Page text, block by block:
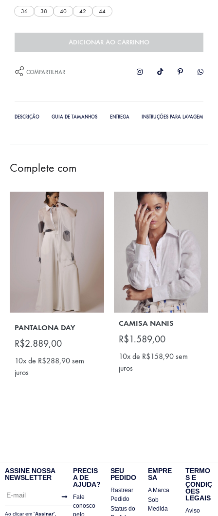
36 38 40 42 44
ADICIONAR AO CARRINHO
COMPARTILHAR
DESCRIÇÃO GUIA DE TAMANHOS ENTREGA INSTRUÇÕES PARA LAVAGEM
Complete com
PANTALONA DAY
R$2.889,00
10x de R$288,90 sem
juros
CAMISA NANIS
R$1.589,00
10x de R$158,90 sem
juros
ASSINE NOSSA
NEWSLETTER
Ao clicar em “Assinar“,
PRECIS
A DE
AJUDA?
Fale
conosco
pelo
SEU
PEDIDO
Rastrear
Pedido
Status do
EMPRE
SA
A Marca
Sob
Medida
TERMO
S E
CONDIÇ
ÕES
LEGAIS
Aviso